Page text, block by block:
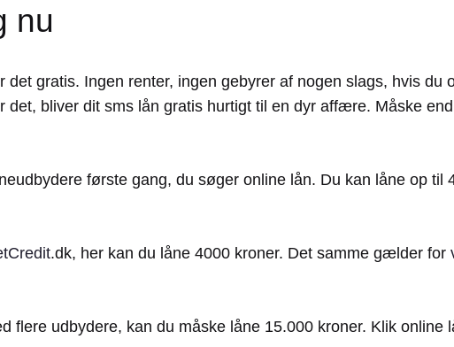
nu
det gratis. Ingen renter, ingen gebyrer af nogen slags, hvis
det, bliver dit sms lån gratis hurtigt til en dyr affære. Måske
første gang, du søger online lån. Du kan låne op
.dk, her kan du låne 4000 kroner. Det samme gælder for
flere udbydere, kan du måske låne 15.000 kroner. Klik online